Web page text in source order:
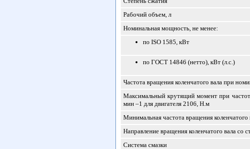
Рабочий объем, л
Номинальная мощность, не менее:
по ISO 1585, кВт
по ГОСТ 14846 (нетто), кВт (л.с.)
Частота вращения коленчатого вала при
Максимальный крутящий момент при
мин –1 для двигателя 2106, Н.м
Минимальная частота вращения коленчатого
Направление вращения коленчатого вала со
Система смазки